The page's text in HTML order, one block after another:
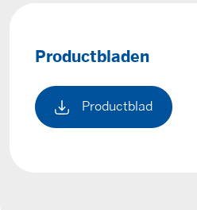
Productbladen
Productblad